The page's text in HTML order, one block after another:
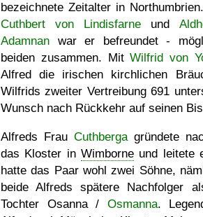
bezeichnete Zeitalter in
Cuthbert von Lindisfarne und
Adamnan war er befreundet -
beiden zusammen. MitWilfrid von
Alfred die irischen kirchlichen
Wilfrids zweiter Vertreibung 691
Wunsch nach Rückkehr auf seinen
Alfreds Frau Cuthbergagründete
das Kloster in Wimborneund leitete
hatte das Paar wohl zwei Söhne,
beide Alfreds spätere Nachfolger
Tochter Osanna / Osmanna.